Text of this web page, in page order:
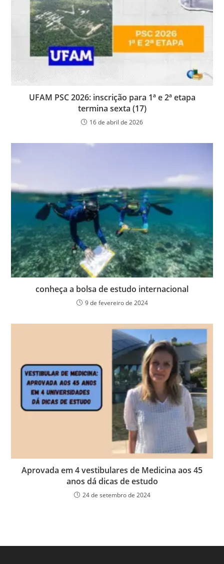
UFAM PSC 2026: inscrição para 1ª e 2ª etapa
termina sexta (17)
16 de abril de 2026
conheça a bolsa de estudo internacional
9 de fevereiro de 2024
Aprovada em 4 vestibulares de Medicina aos 45
anos dá dicas de estudo
24 de setembro de 2024